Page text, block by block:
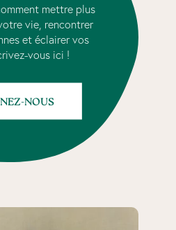
mettre plus
vie, rencontrer
et éclairer vos
vous ici !
NOUS